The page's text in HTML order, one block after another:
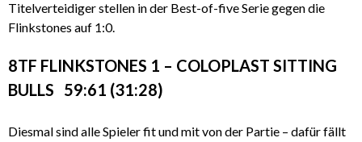
Titelverteidiger stellen in der Best-of-five Serie gegen die
Flinkstones auf 1:0.
8TF FLINKSTONES 1 – COLOPLAST SITTING
BULLS 59:61 (31:28)
Diesmal sind alle Spieler fit und mit von der Partie – dafür fällt